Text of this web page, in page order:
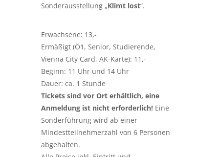
Sonderausstellung „Klimt lost“.
Erwachsene: 13,-
Ermäßigt (Ö1, Senior, Studierende,
Vienna City Card, AK-Karte): 11,-
Beginn: 11 Uhr und 14 Uhr
Dauer: ca. 1 Stunde
Tickets sind vor Ort erhältlich, eine
Anmeldung ist nicht erforderlich! Eine
Sonderführung wird ab einer
Mindestteilnehmerzahl von 6 Personen
abgehalten.